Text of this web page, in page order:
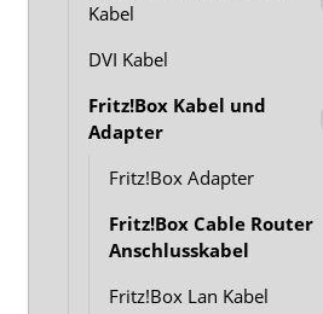
Kabel
DVI Kabel
Fritz!Box Kabel und
Adapter
Fritz!Box Adapter
Fritz!Box Cable Router
Anschlusskabel
Fritz!Box Lan Kabel